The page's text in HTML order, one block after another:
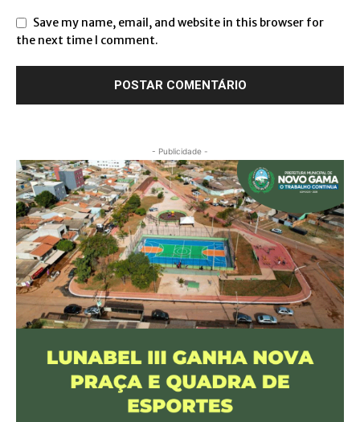
Save my name, email, and website in this browser for
the next time I comment.
- Publicidade -